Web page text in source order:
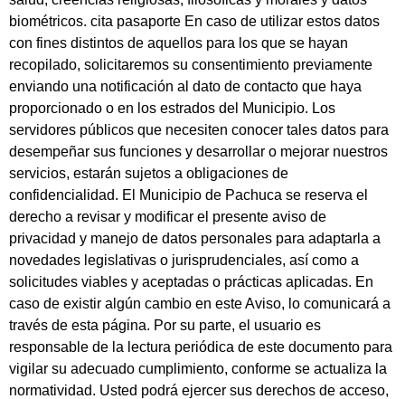
biométricos. cita pasaporte En caso de utilizar estos datos
con fines distintos de aquellos para los que se hayan
recopilado, solicitaremos su consentimiento previamente
enviando una notificación al dato de contacto que haya
proporcionado o en los estrados del Municipio. Los
servidores públicos que necesiten conocer tales datos para
desempeñar sus funciones y desarrollar o mejorar nuestros
servicios, estarán sujetos a obligaciones de
confidencialidad. El Municipio de Pachuca se reserva el
derecho a revisar y modificar el presente aviso de
privacidad y manejo de datos personales para adaptarla a
novedades legislativas o jurisprudenciales, así como a
solicitudes viables y aceptadas o prácticas aplicadas. En
caso de existir algún cambio en este Aviso, lo comunicará a
través de esta página. Por su parte, el usuario es
responsable de la lectura periódica de este documento para
vigilar su adecuado cumplimiento, conforme se actualiza la
normatividad. Usted podrá ejercer sus derechos de acceso,